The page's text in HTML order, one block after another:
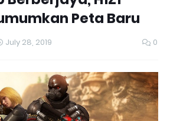
Peta Baru
July 28, 2019 0